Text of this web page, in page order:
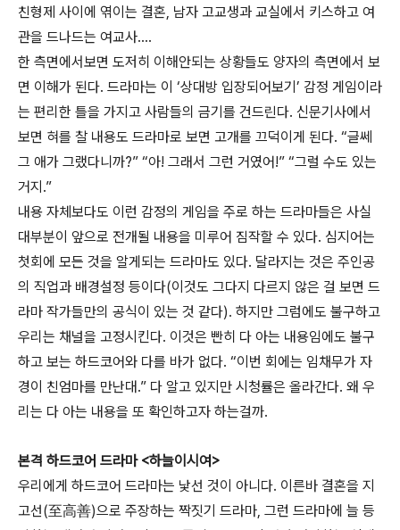
친형제 사이에 엮이는 결혼, 남자 고교생과 교실에서 키스하고 여
관을 드나드는 여교사....
한 측면에서보면 도저히 이해안되는 상황들도 양자의 측면에서 보
면 이해가 된다. 드라마는 이 ‘상대방 입장되어보기’ 감정 게임이라
는 편리한 틀을 가지고 사람들의 금기를 건드린다. 신문기사에서
보면 혀를 찰 내용도 드라마로 보면 고개를 끄덕이게 된다. “글쎄
그 애가 그랬다니까?” “아! 그래서 그런 거였어!” “그럴 수도 있는
거지.”
내용 자체보다도 이런 감정의 게임을 주로 하는 드라마들은 사실
대부분이 앞으로 전개될 내용을 미루어 짐작할 수 있다. 심지어는
첫회에 모든 것을 알게되는 드라마도 있다. 달라지는 것은 주인공
의 직업과 배경설정 등이다(이것도 그다지 다르지 않은 걸 보면 드
라마 작가들만의 공식이 있는 것 같다). 하지만 그럼에도 불구하고
우리는 채널을 고정시킨다. 이것은 빤히 다 아는 내용임에도 불구
하고 보는 하드코어와 다를 바가 없다. “이번 회에는 임채무가 자
경이 친엄마를 만난대.” 다 알고 있지만 시청률은 올라간다. 왜 우
리는 다 아는 내용을 또 확인하고자 하는걸까.
본격 하드코어 드라마 <하늘이시여>
우리에게 하드코어 드라마는 낯선 것이 아니다. 이른바 결혼을 지
고선(至高善)으로 주장하는 짝짓기 드라마, 그런 드라마에 늘 등